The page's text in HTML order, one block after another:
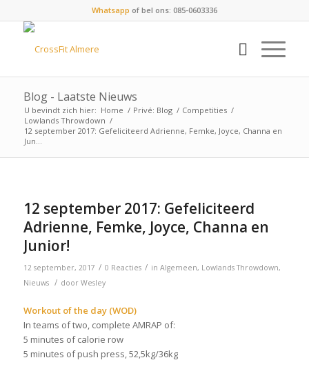
Whatsapp of bel ons: 085-0603336
Blog - Laatste Nieuws
U bevindt zich hier: Home / Privé: Blog / Competities /
Lowlands Throwdown /
12 september 2017: Gefeliciteerd Adrienne, Femke, Joyce, Channa en
Jun...
12 september 2017: Gefeliciteerd
Adrienne, Femke, Joyce, Channa en
Junior!
12 september, 2017 / 0 Reacties / in Algemeen, Lowlands Throwdown,
Nieuws
/ door Wesley
Workout of the day (WOD)
In teams of two, complete AMRAP of:
5 minutes of calorie row
5 minutes of push press, 52,5kg/36kg